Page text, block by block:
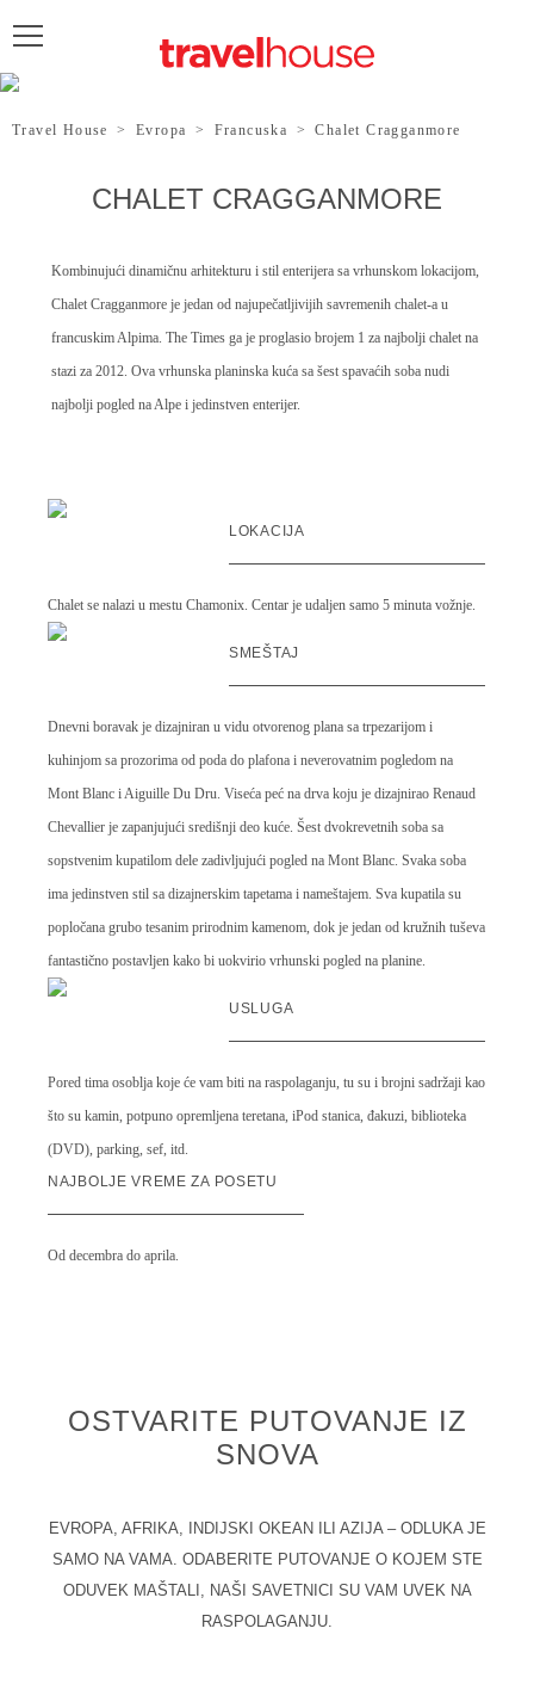
Travel House > Evropa > Francuska > Chalet Cragganmore
CHALET CRAGGANMORE
Kombinujući dinamičnu arhitekturu i stil enterijera sa vrhunskom lokacijom,
Chalet Cragganmore je jedan od najupečatljivijih savremenih chalet-a u
francuskim Alpima. The Times ga je proglasio brojem 1 za najbolji chalet na
stazi za 2012. Ova vrhunska planinska kuća sa šest spavaćih soba nudi
najbolji pogled na Alpe i jedinstven enterijer.
LOKACIJA
Chalet se nalazi u mestu Chamonix. Centar je udaljen samo 5 minuta vožnje.
SMEŠTAJ
Dnevni boravak je dizajniran u vidu otvorenog plana sa trpezarijom i
kuhinjom sa prozorima od poda do plafona i neverovatnim pogledom na
Mont Blanc i Aiguille Du Dru. Viseća peć na drva koju je dizajnirao Renaud
Chevallier je zapanjujući središnji deo kuće. Šest dvokrevetnih soba sa
sopstvenim kupatilom dele zadivljujući pogled na Mont Blanc. Svaka soba
ima jedinstven stil sa dizajnerskim tapetama i nameštajem. Sva kupatila su
popločana grubo tesanim prirodnim kamenom, dok je jedan od kružnih tuševa
fantastično postavljen kako bi uokvirio vrhunski pogled na planine.
USLUGA
Pored tima osoblja koje će vam biti na raspolaganju, tu su i brojni sadržaji kao
što su kamin, potpuno opremljena teretana, iPod stanica, đakuzi, biblioteka
(DVD), parking, sef, itd.
NAJBOLJE VREME ZA POSETU
Od decembra do aprila.
OSTVARITE PUTOVANJE IZ
SNOVA
EVROPA, AFRIKA, INDIJSKI OKEAN ILI AZIJA – ODLUKA JE
SAMO NA VAMA. ODABERITE PUTOVANJE O KOJEM STE
ODUVEK MAŠTALI, NAŠI SAVETNICI SU VAM UVEK NA
RASPOLAGANJU.